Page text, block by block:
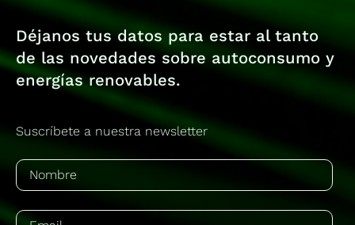
Déjanos tus datos para estar al tanto
de las novedades sobre autoconsumo y
energías renovables.
Suscríbete a nuestra newsletter